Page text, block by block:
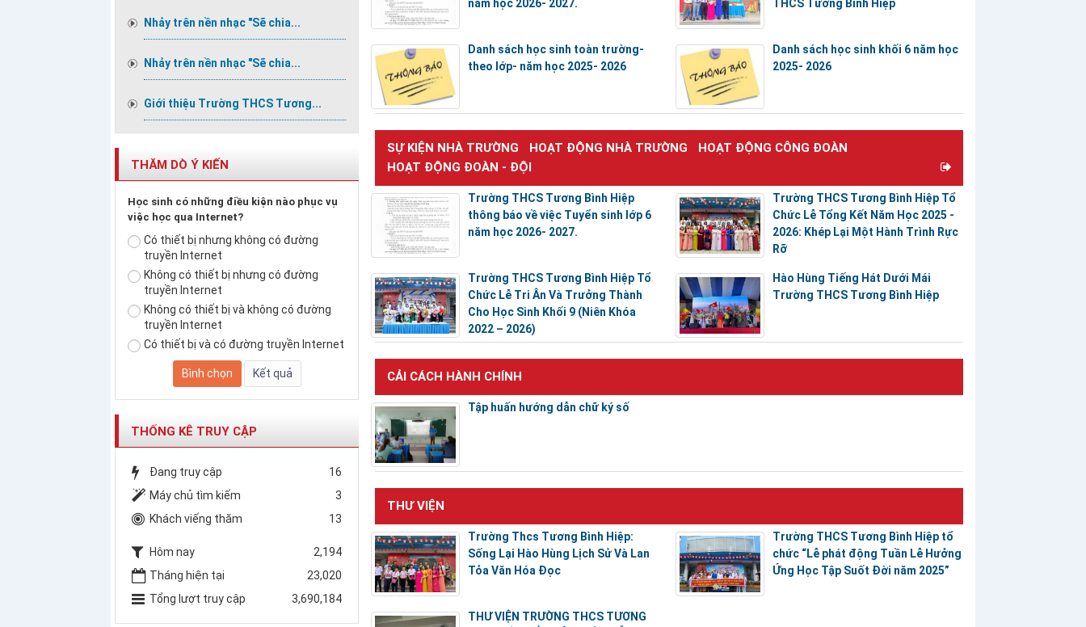
năm học 2026- 2027.
THCS Tương Bình Hiệp
Danh sách học sinh toàn trường-
theo lớp- năm học 2025- 2026
Danh sách học sinh khối 6 năm học
2025- 2026
SỰ KIỆN NHÀ TRƯỜNG HOẠT ĐỘNG NHÀ TRƯỜNG
HOẠT ĐỘNG CÔNG ĐOÀN
HOẠT ĐỘNG ĐOÀN - ĐỘI
Trường THCS Tương Bình Hiệp
thông báo về việc Tuyển sinh lớp 6
năm học 2026- 2027.
Trường THCS Tương Bình Hiệp Tổ
Chức Lễ Tổng Kết Năm Học 2025 -
2026: Khép Lại Một Hành Trình Rực
Rỡ
Trường THCS Tương Bình Hiệp Tổ
Chức Lễ Tri Ân Và Trưởng Thành
Cho Học Sinh Khối 9 (Niên Khóa
2022 – 2026)
Hào Hùng Tiếng Hát Dưới Mái
Trường THCS Tương Bình Hiệp
CẢI CÁCH HÀNH CHÍNH
Tập huấn hướng dẫn chữ ký số
THƯ VIỆN
Trường Thcs Tương Bình Hiệp:
Sống Lại Hào Hùng Lịch Sử Và Lan
Tỏa Văn Hóa Đọc
Trường THCS Tương Bình Hiệp tổ
chức “Lễ phát động Tuần Lễ Hưởng
Ứng Học Tập Suốt Đời năm 2025”
THƯ VIỆN TRƯỜNG THCS TƯƠNG
Nhảy trên nền nhạc "Sẽ chia...
Nhảy trên nền nhạc "Sẽ chia...
Giới thiệu Trường THCS Tương...
THĂM DÒ Ý KIẾN
Học sinh có những điều kiện nào phục vụ
việc học qua Internet?
Có thiết bị nhưng không có đường
truyền Internet
Không có thiết bị nhưng có đường
truyền Internet
Không có thiết bị và không có đường
truyền Internet
Có thiết bị và có đường truyền Internet
THỐNG KÊ TRUY CẬP
Đang truy cập
16
Máy chủ tìm kiếm
3
Khách viếng thăm
13
Hôm nay
2,194
Tháng hiện tại
23,020
Tổng lượt truy cập
3,690,184